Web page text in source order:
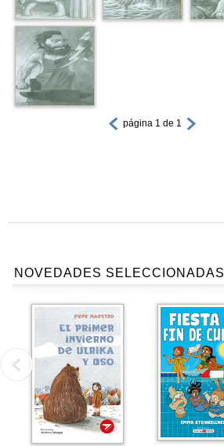
página 1 de 1
NOVEDADES SELECCIONADAS